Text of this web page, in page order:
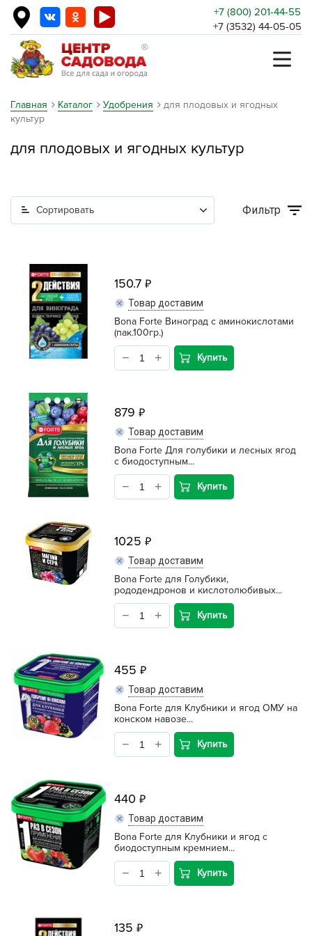
+7 (800) 201-44-55
+7 (3532) 44-05-05
Главная Каталог Удобрения
для плодовых и ягодных
культур
для плодовых и ягодных культур
Сортировать Фильтр
150.7
Товар доставим
Bona Forte Виноград с аминокислотами
(пак.100гр.)
Купить
879
Товар доставим
Bona Forte Для голубики и лесных ягод
с биодоступным...
Купить
1025
Товар доставим
Bona Forte для Голубики,
рододендронов и кислотолюбивых...
Купить
455
Товар доставим
Bona Forte для Клубники и ягод ОМУ на
конском навозе...
Купить
440
Товар доставим
Bona Forte для Клубники и ягод с
биодоступным кремнием...
Купить
135